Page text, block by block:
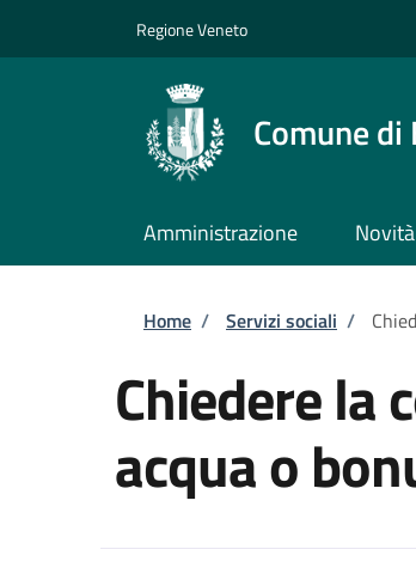
Regione Veneto
Comune di
Amministrazione Novità
Briciole di
Home / Servizi sociali /
Chiedere la
acqua o